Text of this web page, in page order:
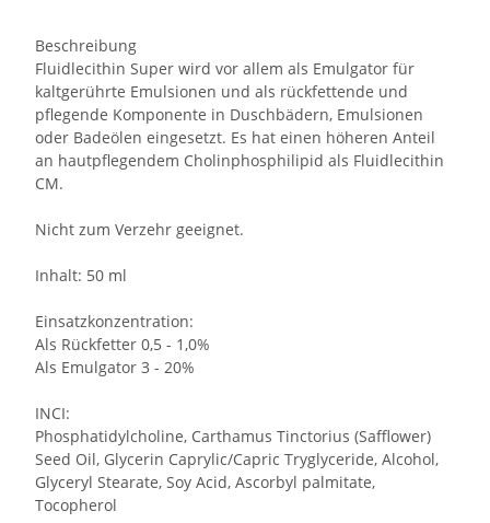
Beschreibung
Fluidlecithin Super wird vor allem als Emulgator für
kaltgerührte Emulsionen und als rückfettende und
pflegende Komponente in Duschbädern, Emulsionen
oder Badeölen eingesetzt. Es hat einen höheren Anteil
an hautpflegendem Cholinphosphilipid als Fluidlecithin
CM.
Nicht zum Verzehr geeignet.
Inhalt: 50 ml
Einsatzkonzentration:
Als Rückfetter 0,5 - 1,0%
Als Emulgator 3 - 20%
INCI:
Phosphatidylcholine, Carthamus Tinctorius (Safflower)
Seed Oil, Glycerin Caprylic/Capric Tryglyceride, Alcohol,
Glyceryl Stearate, Soy Acid, Ascorbyl palmitate,
Tocopherol